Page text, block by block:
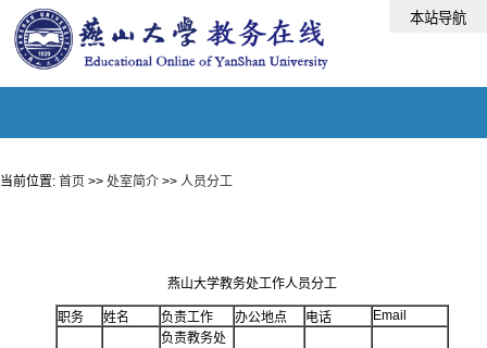
当前位置: 首页 >> 处室简介 >> 人员分工
燕山大学教务处工作人员分工
职务 姓名 负责工作 办公地点 电话 Email
负责教务处